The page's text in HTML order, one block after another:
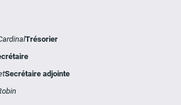
Trésorier
Secrétaire adjointe